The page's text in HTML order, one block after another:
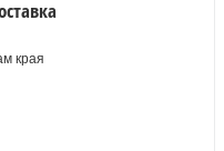
края